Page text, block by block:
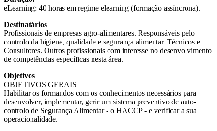
eLearning: 40 horas em regime elearning (formação assíncrona).
Destinatários
Profissionais de empresas agro-alimentares. Responsáveis pelo
controlo da higiene, qualidade e segurança alimentar. Técnicos e
Consultores. Outros profissionais com interesse no desenvolvimento
de competências específicas nesta área.
Objetivos
OBJETIVOS GERAIS
Habilitar os formandos com os conhecimentos necessários para
desenvolver, implementar, gerir um sistema preventivo de auto-
controlo de Segurança Alimentar - o HACCP - e verificar a sua
operacionalidade.